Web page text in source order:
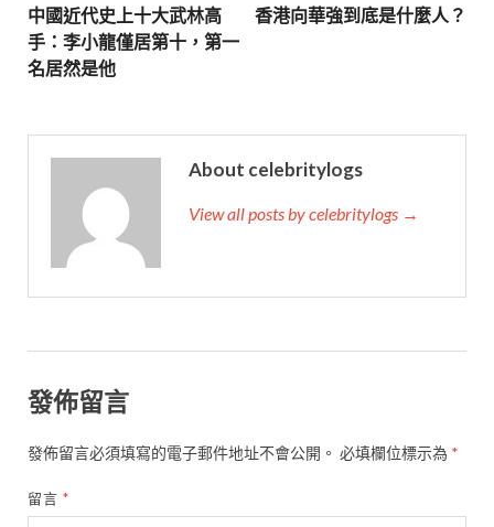
中國近代史上十大武林高
手：李小龍僅居第十，第一
名居然是他
香港向華強到底是什麼人？
About celebritylogs
View all posts by celebritylogs →
發佈留言
發佈留言必須填寫的電子郵件地址不會公開。 必填欄位標示為 *
留言*